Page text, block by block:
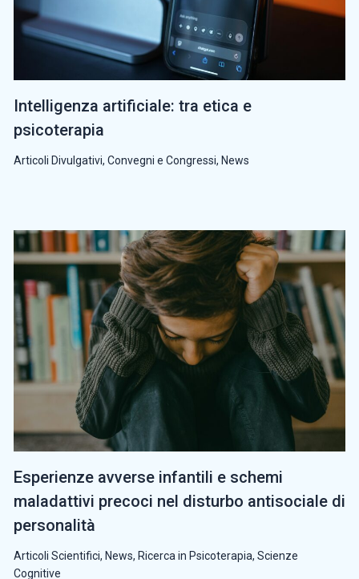
Intelligenza artificiale: tra etica e
psicoterapia
Articoli Divulgativi, Convegni e Congressi, News
Esperienze avverse infantili e schemi
maladattivi precoci nel disturbo antisociale di
personalità
Articoli Scientifici, News, Ricerca in Psicoterapia, Scienze
Cognitive